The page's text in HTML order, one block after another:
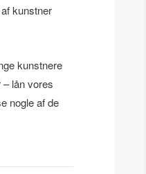
kunstner
kunstnere
lån vores
nogle af de